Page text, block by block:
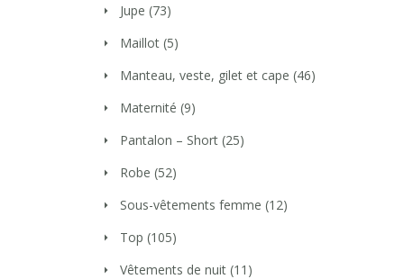
Jupe (73)
Maillot (5)
Manteau, veste, gilet et cape (46)
Maternité (9)
Pantalon – Short (25)
Robe (52)
Sous-vêtements femme (12)
Top (105)
Vêtements de nuit (11)